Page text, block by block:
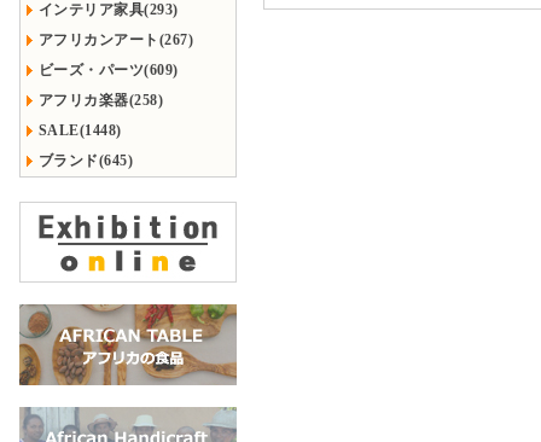
インテリア家具(293)
アフリカンアート(267)
ビーズ・パーツ(609)
アフリカ楽器(258)
SALE(1448)
ブランド(645)